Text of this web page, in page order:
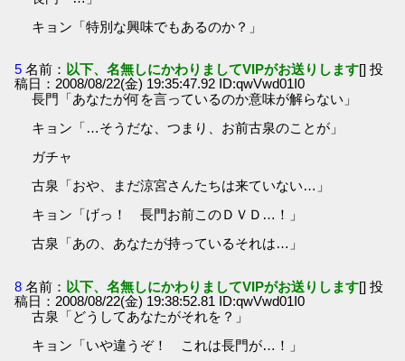
キョン「特別な興味でもあるのか？」
5 名前： 以下、名無しにかわりましてVIPがお送りします[] 投
稿日：2008/08/22(金) 19:35:47.92 ID:qwVwd01I0
長門「あなたが何を言っているのか意味が解らない」
キョン「…そうだな、つまり、お前古泉のことが」
ガチャ
古泉「おや、まだ涼宮さんたちは来ていない…」
キョン「げっ！ 長門お前このＤＶＤ…！」
古泉「あの、あなたが持っているそれは…」
8 名前： 以下、名無しにかわりましてVIPがお送りします[] 投
稿日：2008/08/22(金) 19:38:52.81 ID:qwVwd01I0
古泉「どうしてあなたがそれを？」
キョン「いや違うぞ！ これは長門が…！」